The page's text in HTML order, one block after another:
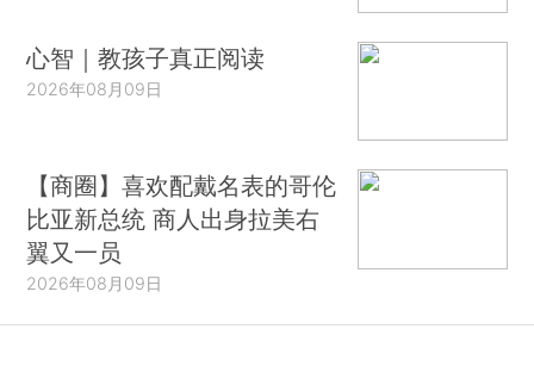
心智｜教孩子真正阅读
2026年08月09日
【商圈】喜欢配戴名表的哥伦
比亚新总统 商人出身拉美右
翼又一员
2026年08月09日